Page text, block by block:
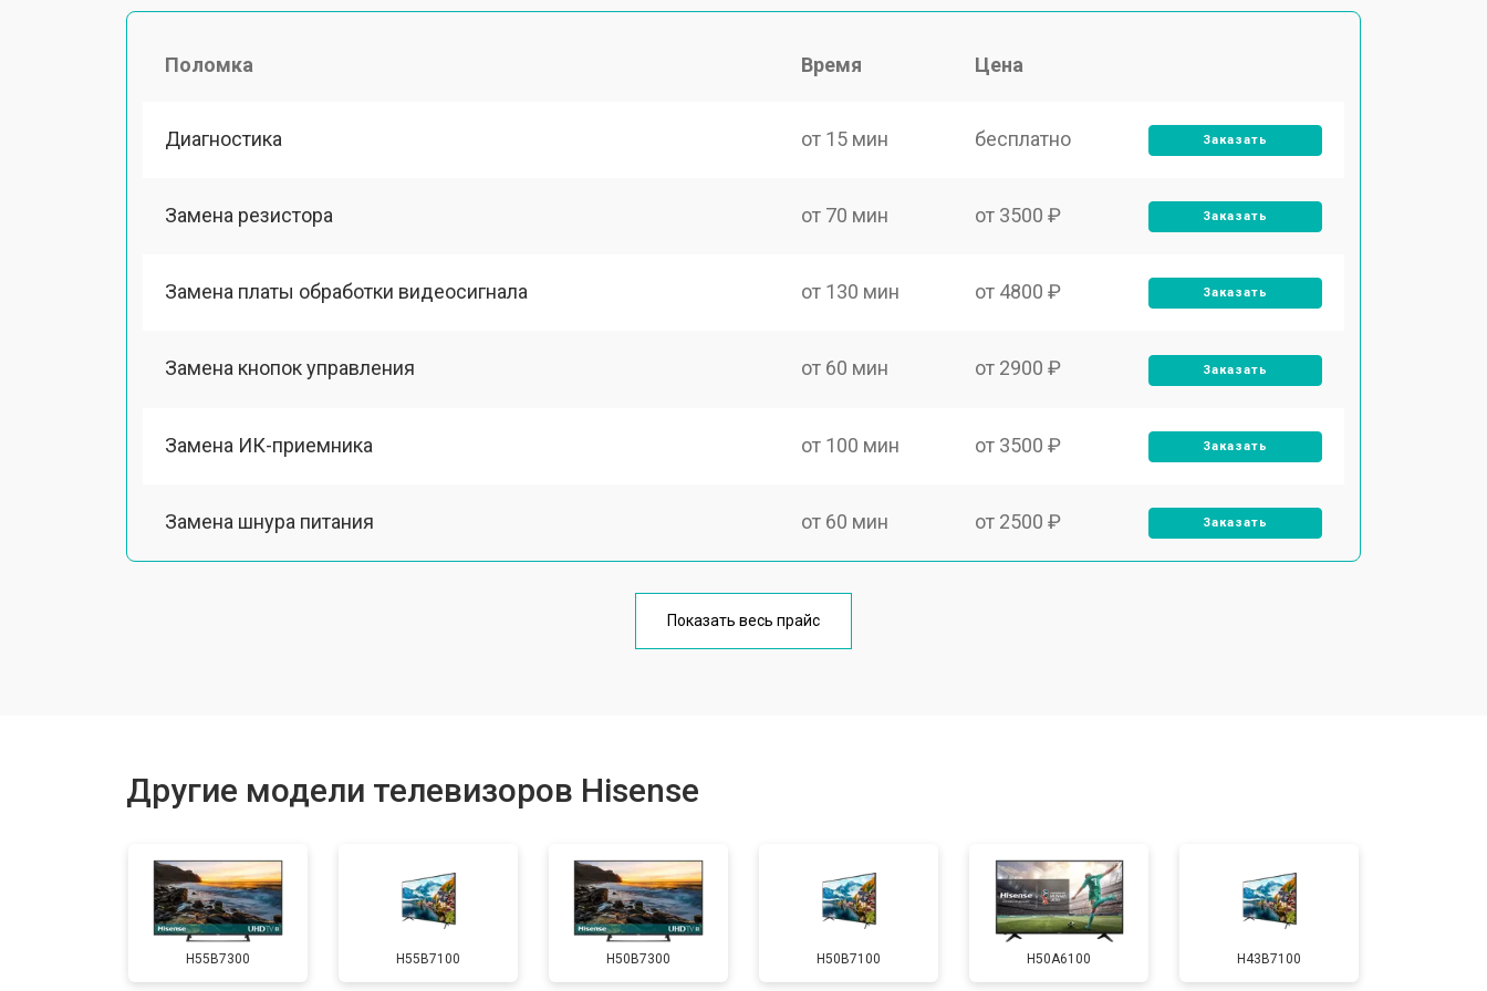
Поломка Время Цена
Диагностика от 15 мин бесплатно Заказать
Замена резистора от 70 мин от 3500 ₽ Заказать
Замена платы обработки видеосигнала от 130 мин от 4800 ₽ Заказать
Замена кнопок управления от 60 мин от 2900 ₽ Заказать
Замена ИК-приемника от 100 мин от 3500 ₽ Заказать
Замена шнура питания от 60 мин от 2500 ₽ Заказать
от 90 мин
Замена HDMI порта от 80 мин от 2600 ₽ Заказать
Замена модуля Wi-Fi от 70 мин от 3500 ₽ Заказать
Показать весь прайс
Другие модели телевизоров Hisense
H55B7300 H55B7100 H50B7300 H50B7100 H50A6100 H43B7100